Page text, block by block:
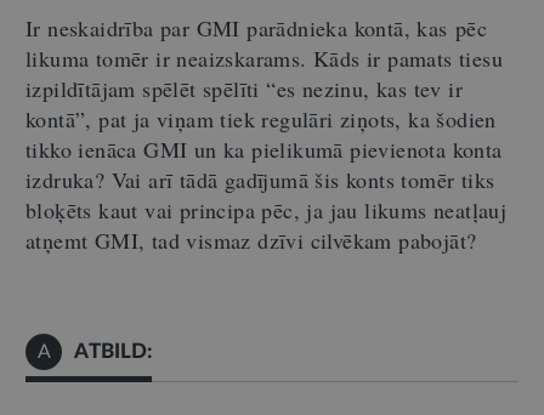
Ir neskaidrība par GMI parādnieka kontā, kas pēc
likuma tomēr ir neaizskarams. Kāds ir pamats tiesu
izpildītājam spēlēt spēlīti “es nezinu, kas tev ir
kontā”, pat ja viņam tiek regulāri ziņots, ka šodien
tikko ienāca GMI un ka pielikumā pievienota konta
izdruka? Vai arī tādā gadījumā šis konts tomēr tiks
bloķēts kaut vai principa pēc, ja jau likums neatļauj
atņemt GMI, tad vismaz dzīvi cilvēkam pabojāt?
A ATBILD: